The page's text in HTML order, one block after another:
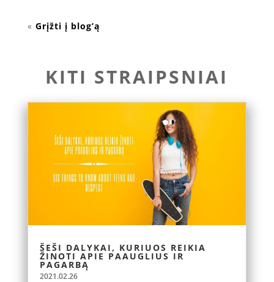
« Grįžti į blog’ą
KITI STRAIPSNIAI
ŠEŠI DALYKAI, KURIUOS REIKIA
ŽINOTI APIE PAAUGLIUS IR
PAGARBĄ
2021.02.26